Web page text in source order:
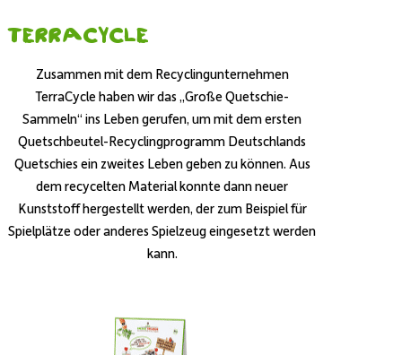
Terracycle
Zusammen mit dem Recyclingunternehmen
TerraCycle haben wir das „Große Quetschie-
Sammeln“ ins Leben gerufen, um mit dem ersten
Quetschbeutel-Recyclingprogramm Deutschlands
Quetschies ein zweites Leben geben zu können. Aus
dem recycelten Material konnte dann neuer
Kunststoff hergestellt werden, der zum Beispiel für
Spielplätze oder anderes Spielzeug eingesetzt werden
kann.